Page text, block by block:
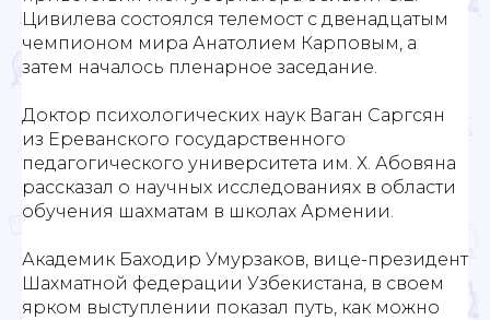
Цивилева состоялся телемост с двенадцатым
чемпионом мира Анатолием Карповым, а
затем началось пленарное заседание.
Доктор психологических наук Ваган Саргсян
из Ереванского государственного
педагогического университета им. Х. Абовяна
рассказал о научных исследованиях в области
обучения шахматам в школах Армении.
Академик Баходир Умурзаков, вице-президент
Шахматной федерации Узбекистана, в своем
ярком выступлении показал путь, как можно